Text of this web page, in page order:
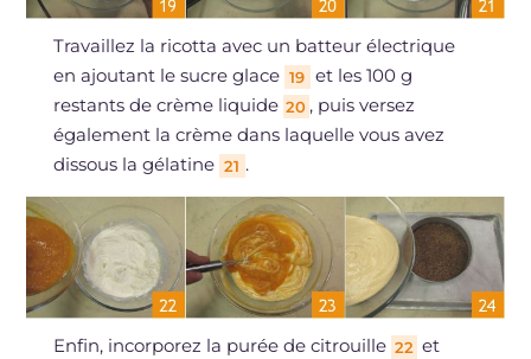
Travaillez la ricotta avec un batteur électrique
en ajoutant le sucre glace 19 et les 100 g
restants de crème liquide 20 , puis versez
également la crème dans laquelle vous avez
dissous la gélatine 21 .
Enfin, incorporez la purée de citrouille 22 et